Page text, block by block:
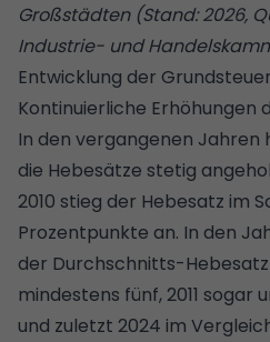
Großstädten (Stand: 2026,
Industrie- und
Entwicklung der
Kontinuierliche Erhöhungen
In den vergangenen Jahren
die Hebesätze stetig
2010 stieg der Hebesatz im
Prozentpunkte an. In den
der Durchschnitts-
mindestens fünf, 2011 sogar
und zuletzt 2024 im